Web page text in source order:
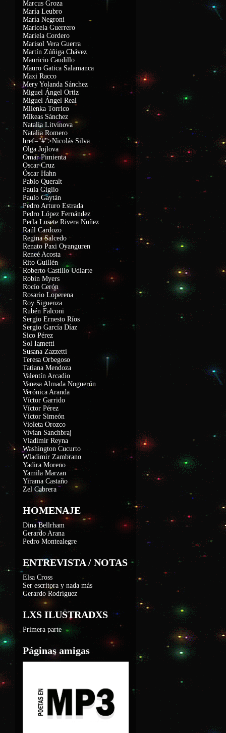
Marcus Groza
María Leubro
María Negroni
Maricela Guerrero
Mariela Cordero
Marisol Vera Guerra
Martín Zúñiga Chávez
Mauricio Caudillo
Mauro Gatica Salamanca
Maxi Racco
Mery Yolanda Sánchez
Miguel Ángel Ortiz
Miguel Ángel Real
Milenka Torrico
Mikeas Sánchez
Natalia Litvinova
Natalia Romero
href="#">Nicolás Silva
Olga Jojlova
Omar Pimienta
Oscar Cruz
Óscar Hahn
Pablo Queralt
Paula Giglio
Paulo Gaytán
Pedro Arturo Estrada
Pedro López Fernández
Perla Lusete Rivera Nuñez
Raúl Cardozo
Regina Salcedo
Renato Paxi Oyanguren
Reneé Acosta
Rito Guillén
Roberto Castillo Udiarte
Robin Myers
Rocío Cerón
Rosario Loperena
Roy Siguenza
Rubén Falconi
Sergio Ernesto Ríos
Sergio García Díaz
Sico Pérez
Sol Iametti
Susana Zazzetti
Teresa Orbegoso
Tatiana Mendoza
Valentín Arcadio
Vanesa Almada Noguerón
Verónica Aranda
Víctor Garrido
Víctor Pérez
Víctor Simeón
Violeta Orozco
Vivian Sanchbraj
Vladimir Reyna
Washington Cucurto
Wladimir Zambrano
Yadira Moreno
Yamila Marzan
Yirama Castaño
Zel Cabrera
HOMENAJE
Dina Bellrham
Gerardo Arana
Pedro Montealegre
ENTREVISTA / NOTAS
Elsa Cross
Ser escritora y nada más
Gerardo Rodríguez
LXS ILUSTRADXS
Primera parte
Páginas amigas